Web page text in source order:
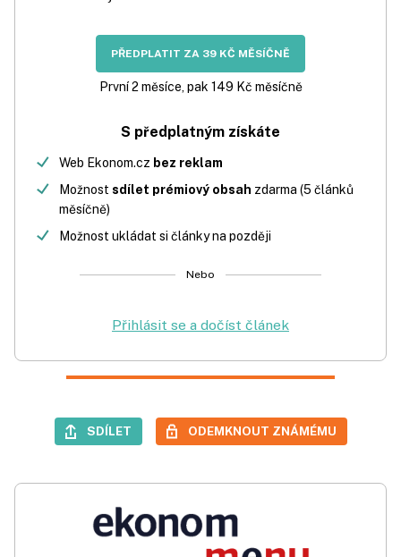
PŘEDPLATIT ZA 39 KČ MĚSÍČNĚ
První 2 měsíce, pak 149 Kč měsíčně
S předplatným získáte
Web Ekonom.cz bez reklam
Možnost sdílet prémiový obsah zdarma (5 článků
měsíčně)
Možnost ukládat si články na později
Nebo
Přihlásit se a dočíst článek
SDÍLET ODEMKNOUT ZNÁMÉMU